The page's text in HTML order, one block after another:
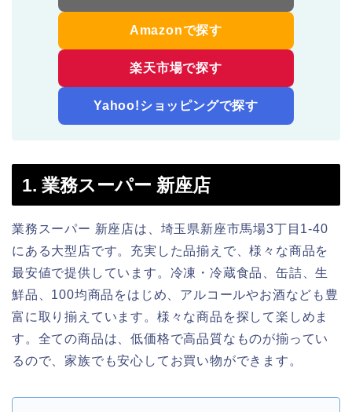
Amazonで探す
楽天市場で探す
Yahoo!ショッピングで探す
1. 業務スーパー 新座店
業務スーパー 新座店は、埼玉県新座市馬場3丁目1-40
にある大型店です。充実した品揃えで、様々な商品を
最安値で提供しています。冷凍・冷蔵食品、缶詰、生
鮮品、100均商品をはじめ、アルコールやお酒なども豊
富に取り揃えています。様々な商品を探して楽しめま
す。全ての商品は、低価格で高品質なものが揃ってい
るので、家族でも安心してお買い物ができます。